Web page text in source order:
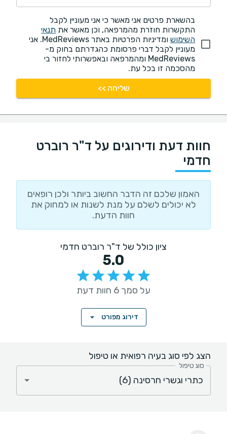
בהשארת פרטים אני מאשר כי אני מעוניין לקבל
התקשרות חוזרת מהמרפאה, וכן מאשר את תנאי
השימוש
ומדיניות הפרטיות באתר MedReviews. אני
מעוניין לקבל דברי פרסומת כהגדרתם בחוק מ-
MedReviews ומהמרפאה ובאפשרותי לחזור בי
מהסכמה זו בכל עת.
שליחה >>
חוות דעת ודירוגים על ד"ר רוברט
חדמי
האמון שלכם זה הדבר החשוב ביותר ולכן רופאים
לא יכולים לשלם על מנת לשנות או למחוק את
חוות הדעת.
ציון כולל של ד"ר רוברט חדמי
5.0
על סמך 6 חוות דעת
דירוג מפורט
הצג לפי סוג בעיה רפואית או טיפול
סוג טיפול